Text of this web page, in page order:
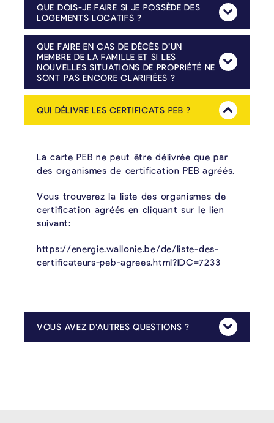
QUE DOIS-JE FAIRE SI JE POSSÈDE DES
LOGEMENTS LOCATIFS ?
Mehr
QUE FAIRE EN CAS DE DÉCÈS D’UN
MEMBRE DE LA FAMILLE ET SI LES
NOUVELLES SITUATIONS DE PROPRIÉTÉ NE
SONT PAS ENCORE CLARIFIÉES ?
Mehr
QUI DÉLIVRE LES CERTIFICATS PEB ? Mehr
La carte PEB ne peut être délivrée que par
des organismes de certification PEB agréés.
Vous trouverez la liste des organismes de
certification agréés en cliquant sur le lien
suivant:
https://energie.wallonie.be/de/liste-des-
certificateurs-peb-agrees.html?IDC=7233
VOUS AVEZ D’AUTRES QUESTIONS ? Mehr